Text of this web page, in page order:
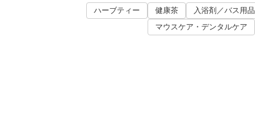
ハーブティー 健康茶 入浴剤／バス用品
マウスケア・デンタルケア